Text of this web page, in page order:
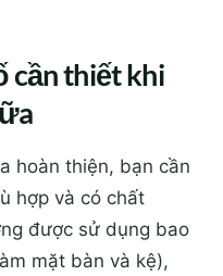
cần thiết khi
hoàn thiện, bạn cần
hợp và có chất
được sử dụng bao
mặt bàn và kệ),